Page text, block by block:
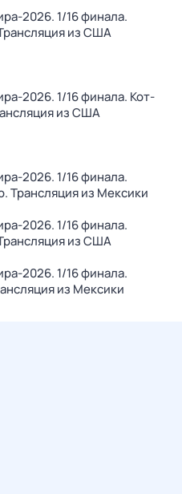
2026. 1/16 финала.
из США
2026. 1/16 финала. Кот-
из США
2026. 1/16 финала.
Трансляция из Мексики
2026. 1/16 финала.
из США
2026. 1/16 финала.
из Мексики